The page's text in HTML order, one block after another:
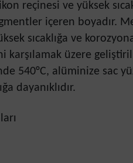
reçinesi ve yüksek
içeren boyadır.
sıcaklığa ve
karşılamak üzere
540°C, alüminize sac
dayanıklıdır.